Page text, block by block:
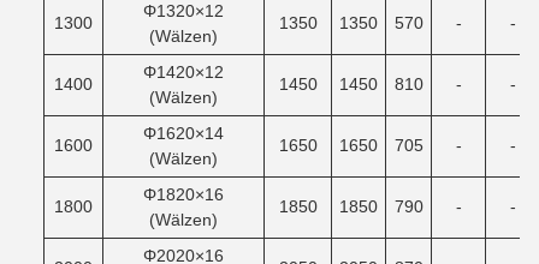
1300
Φ1320×12
(Wälzen)
1350 1350 570 - -
1400
Φ1420×12
(Wälzen)
1450 1450 810 - -
1600
Φ1620×14
(Wälzen)
1650 1650 705 - -
1800
Φ1820×16
(Wälzen)
1850 1850 790 - -
Φ2020×16